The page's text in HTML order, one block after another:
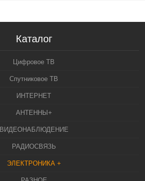
Каталог
Цифровое ТВ
Спутниковое ТВ
ИНТЕРНЕТ
АНТЕННЫ+
ВИДЕОНАБЛЮДЕНИЕ
РАДИОСВЯЗЬ
ЭЛЕКТРОНИКА +